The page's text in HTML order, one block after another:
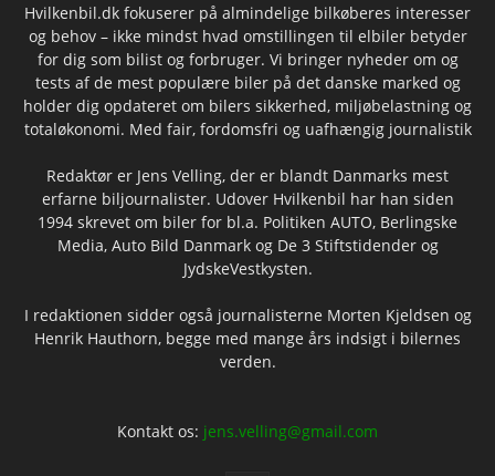
Hvilkenbil.dk fokuserer på almindelige bilkøberes interesser
og behov – ikke mindst hvad omstillingen til elbiler betyder
for dig som bilist og forbruger. Vi bringer nyheder om og
tests af de mest populære biler på det danske marked og
holder dig opdateret om bilers sikkerhed, miljøbelastning og
totaløkonomi. Med fair, fordomsfri og uafhængig journalistik
Redaktør er Jens Velling, der er blandt Danmarks mest
erfarne biljournalister. Udover Hvilkenbil har han siden
1994 skrevet om biler for bl.a. Politiken AUTO, Berlingske
Media, Auto Bild Danmark og De 3 Stiftstidender og
JydskeVestkysten.
I redaktionen sidder også journalisterne Morten Kjeldsen og
Henrik Hauthorn, begge med mange års indsigt i bilernes
verden.
Kontakt os: jens.velling@gmail.com